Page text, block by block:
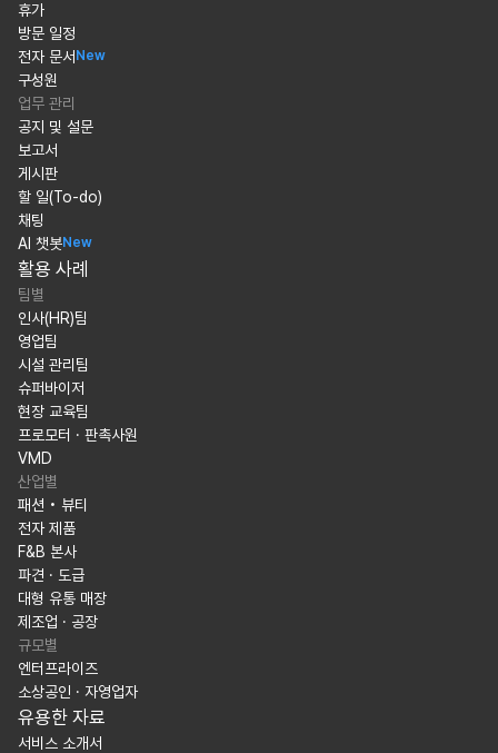
휴가
방문 일정
전자 문서 New
구성원
업무 관리
공지 및 설문
보고서
게시판
할 일(To-do)
채팅
AI 챗봇New
활용 사례
팀별
인사(HR)팀
영업팀
시설 관리팀
슈퍼바이저
현장 교육팀
프로모터 · 판촉사원
VMD
산업별
패션 • 뷰티
전자 제품
F&B 본사
파견 · 도급
대형 유통 매장
제조업 · 공장
규모별
엔터프라이즈
소상공인 · 자영업자
유용한 자료
서비스 소개서